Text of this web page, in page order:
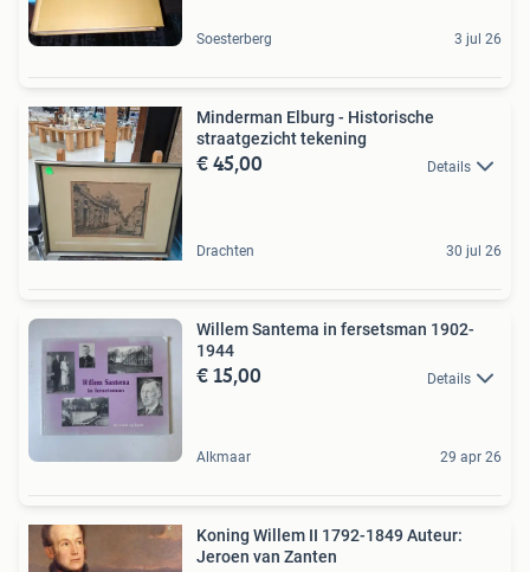
Soesterberg 3 jul 26
Minderman Elburg - Historische
straatgezicht tekening
€ 45,00 Details
Drachten 30 jul 26
Willem Santema in fersetsman 1902-
1944
€ 15,00 Details
Alkmaar 29 apr 26
Koning Willem II 1792-1849 Auteur:
Jeroen van Zanten